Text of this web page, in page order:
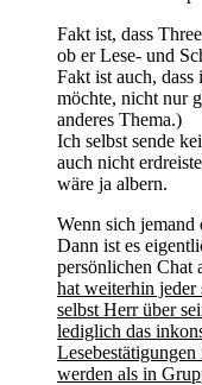
Fakt ist, dass
ob er Lese- und
Fakt ist auch,
möchte, nicht nur
anderes Thema.)
Ich selbst sende
auch nicht
wäre ja albern.
Wenn sich jemand
Dann ist es
persönlichen Chat
hat weiterhin jeder
selbst Herr über
lediglich das
werden als in